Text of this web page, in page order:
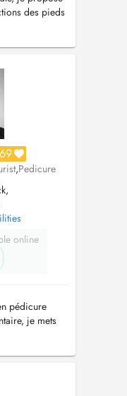
des pieds
callosités,
incarnés Je
et
,Pedicure
online
pédicure
je mets
bien-être
jai à cœur
don...